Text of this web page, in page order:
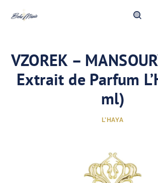
VZOREK –
Extrait de Parfum
ml)
L’HAYA